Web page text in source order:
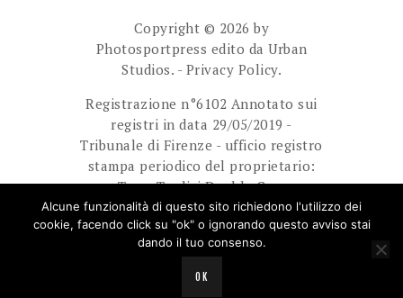
Copyright © 2026 by
Photosportpress edito da Urban
Studios. - Privacy Policy.
Registrazione n°6102 Annotato sui
registri in data 29/05/2019 -
Tribunale di Firenze - ufficio registro
stampa periodico del proprietario:
Team Tredici Double Cam
Ass.Sport.Dilett. Direttore
responsabile: Giuliani Paolo.
Alcune funzionalità di questo sito richiedono l'utilizzo dei
cookie, facendo click su "ok" o ignorando questo avviso stai
dando il tuo consenso.
OK